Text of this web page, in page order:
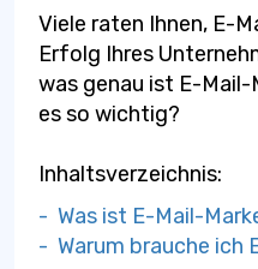
Viele raten Ihnen, E-
Erfolg Ihres
was genau ist E-
es so wichtig?
Inhaltsverzeichnis:
- Was ist E-Mail-
- Warum brauche ich